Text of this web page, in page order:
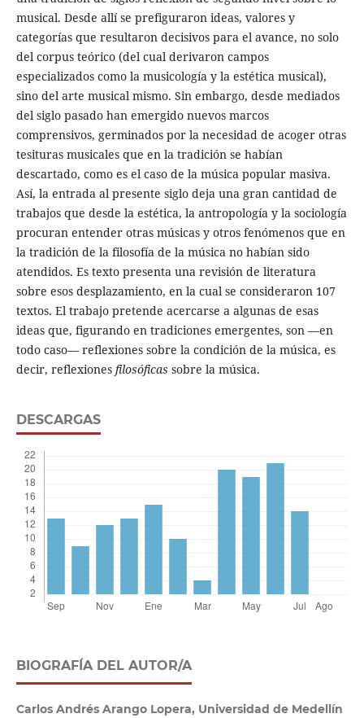
musical. Desde allí se prefiguraron ideas, valores y
categorías que resultaron decisivos para el avance, no solo
del corpus teórico (del cual derivaron campos
especializados como la musicología y la estética musical),
sino del arte musical mismo. Sin embargo, desde mediados
del siglo pasado han emergido nuevos marcos
comprensivos, germinados por la necesidad de acoger otras
tesituras musicales que en la tradición se habían
descartado, como es el caso de la música popular masiva.
Así, la entrada al presente siglo deja una gran cantidad de
trabajos que desde la estética, la antropología y la sociología
procuran entender otras músicas y otros fenómenos que en
la tradición de la filosofía de la música no habían sido
atendidos. Es texto presenta una revisión de literatura
sobre esos desplazamiento, en la cual se consideraron 107
textos. El trabajo pretende acercarse a algunas de esas
ideas que, figurando en tradiciones emergentes, son —en
todo caso— reflexiones sobre la condición de la música, es
decir, reflexiones filosóficas sobre la música.
DESCARGAS
BIOGRAFÍA DEL AUTOR/A
Carlos Andrés Arango Lopera, Universidad de Medellín